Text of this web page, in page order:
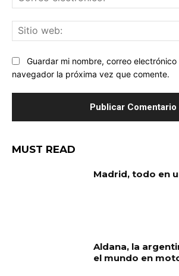
Guardar mi nombre, correo
navegador la próxima vez que comente.
MUST READ
Madrid, todo en
Aldana, la
el mundo en